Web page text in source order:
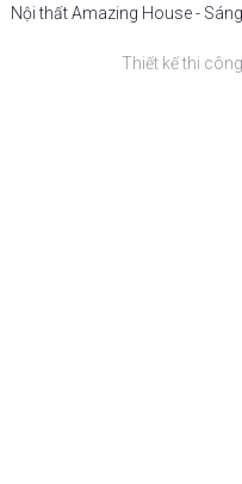
Nội thất Amazing House -
Thiết kế thi